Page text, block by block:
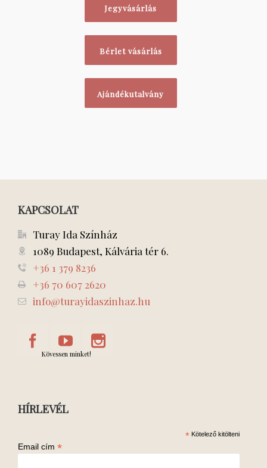
Jegyvásárlás
Bérlet vásárlás
Ajándékutalvány
KAPCSOLAT
Turay Ida Színház
1089 Budapest, Kálvária tér 6.
+36 1 379 8236
+36 70 607 2620
info@turayidaszinhaz.hu
Kövessen minket!
HÍRLEVÉL
* Kötelező kitölteni
Email cím *